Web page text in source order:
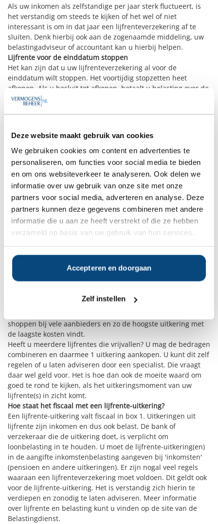
Deze website maakt gebruik van cookies
We gebruiken cookies om content en advertenties te
personaliseren, om functies voor social media te bieden
en om ons websiteverkeer te analyseren. Ook delen we
informatie over uw gebruik van onze site met onze
partners voor social media, adverteren en analyse. Deze
partners kunnen deze gegevens combineren met andere
informatie die u aan ze heeft verstrekt of die ze hebben
verzameld op basis van uw gebruik van hun services.
Accepteren en doorgaan
Zelf instellen
Als uw inkomen als zelfstandige per jaar sterk fluctueert, is
het verstandig om steeds te kijken of het wel of niet
interessant is om in dat jaar een lijfrenteverzekering af te
sluiten. Denk hierbij ook aan de zogenaamde middeling, uw
belastingadviseur of accountant kan u hierbij helpen.
Lijfrente voor de einddatum stoppen
Het kan zijn dat u uw lijfrenteverzekering al voor de
einddatum wilt stoppen. Het voortijdig stopzetten heet
afkopen. Als u besluit tot afkopen, betaalt u belasting over de
afkoopsom, en meestal ook zogeheten revisierente. Deze
rente bedraagt 20% van de bruto waarde en betaalt u als
Hoe maakt u rendement met een lijfrente?
Lijfrentes worden onderverdeeld in een opbouwfase en een
uitkeringsfase. In de opbouwfase stort u premie, bijvoorbeeld
eenmalig, maandelijks of jaarlijks. De verzekeraar of bank
belegt uw geld en maakt (hopelijk) rendement. Bij het
afsluiten van uw lijfrente kunt u kiezen uit een
gegarandeerde uitkering of meer risico nemen met kans op
een hoger eindbedrag. Denk hier goed over na en laat u
zonodig goed adviseren.
Lijfrente valt vrij
koopt u vervolgens later een levenslange of tijdelijke uitkering
aan. Op het momentdat de lijfrente vrijkomt
shoppen voor een uitkering. Dit is voor velen wat verwarrend.
verzekeringsmaatschappij of bank u dan een uitkering geeft.
shoppen bij vele aanbieders en zo de hoogste uitkering met
de laagste kosten vindt.
Heeft u meerdere lijfrentes die vrijvallen? U mag de bedragen
combineren en daarmee 1 uitkering aankopen. U kunt dit zelf
regelen of u laten adviseren door een specialist. Die vraagt
daar wel geld voor. Het is hoe dan ook de moeite waard om
goed te rond te kijken, als het uitkeringsmoment van uw
lijfrente(s) in zicht komt.
Hoe staat het fiscaal met een lijfrente-uitkering?
Een lijfrente-uitkering valt fiscaal in box 1. Uitkeringen uit
lijfrente zijn inkomen en dus ook belast. De bank of
verzekeraar die de uitkering doet, is verplicht om
loonbelasting in te houden. U moet de lijfrente-uitkering(en)
in de aangifte inkomstenbelasting aangeven bij 'inkomsten'
(pensioen en andere uitkeringen). Er zijn nogal veel regels
waaraan een lijfrenteverzekering moet voldoen. Dit geldt ook
voor de lijfrente-uitkering. Het is verstandig zich hierin te
verdiepen en zonodig te laten adviseren. Meer informatie
over lijfrente en belasting kunt u vinden op de site van de
Belastingdienst.